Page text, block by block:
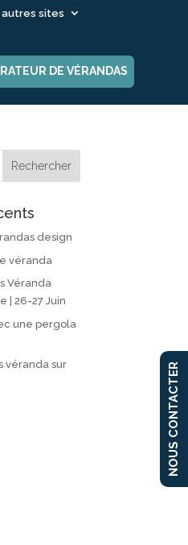
autres sites
DE VÉRANDAS
design
véranda
Véranda
| 26-27 Juin
une pergola
véranda sur
NOUS CONTACTER